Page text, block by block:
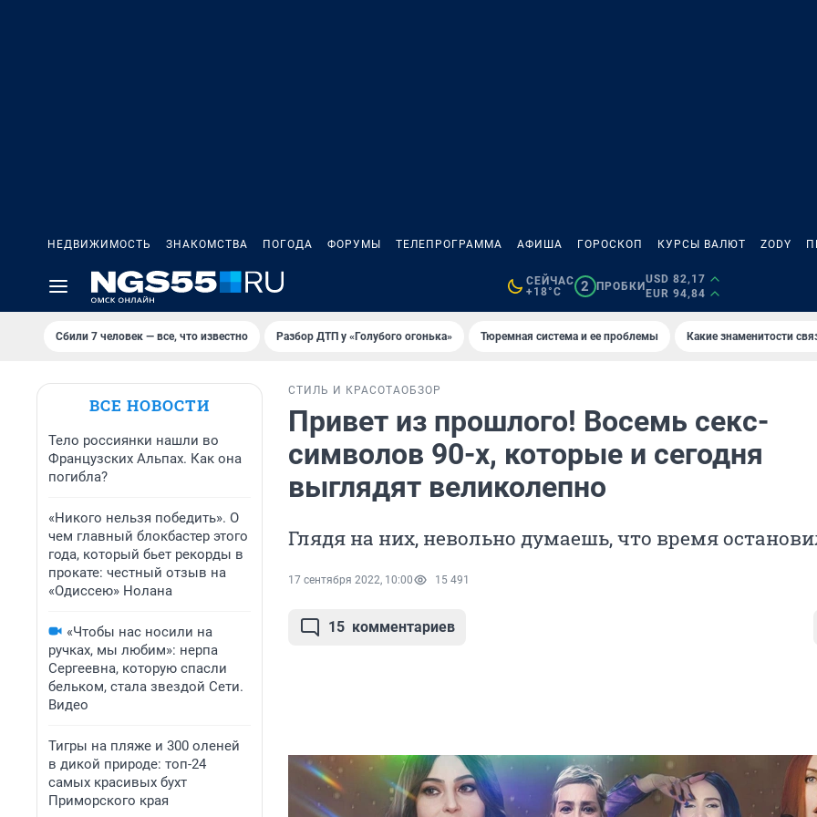
НЕДВИЖИМОСТЬ ЗНАКОМСТВА ПОГОДА ФОРУМЫ ТЕЛЕПРОГРАММА АФИША ГОРОСКОП КУРСЫ ВАЛЮТ ZODY
СЕЙЧАС
+18°C
2 ПРОБКИ
USD 82,17
EUR 94,84
Сбили 7 человек — все, что известно Разбор ДТП у «Голубого огонька» Тюремная система и ее проблемы Какие знаменитости
ВСЕ НОВОСТИ
Тело россиянки нашли во
Французских Альпах. Как она
погибла?
«Никого нельзя победить». О
чем главный блокбастер этого
года, который бьет рекорды в
прокате: честный отзыв на
«Одиссею» Нолана
«Чтобы нас носили на
ручках, мы любим»: нерпа
Сергеевна, которую спасли
бельком, стала звездой Сети.
Видео
Тигры на пляже и 300 оленей
в дикой природе: топ-24
самых красивых бухт
Приморского края
СТИЛЬ И КРАСОТАОБЗОР
Привет из прошлого! Восемь секс-
символов 90-х, которые и сегодня
выглядят великолепно
Глядя на них, невольно думаешь, что время
17 сентября 2022, 10:00 15 491
15 комментариев